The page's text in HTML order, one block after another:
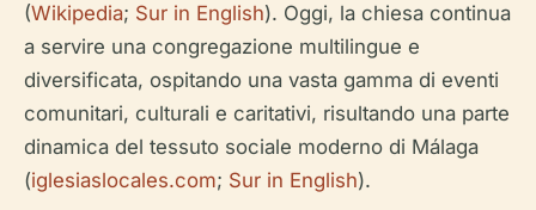
(Wikipedia; Sur in English). Oggi, la chiesa continua
a servire una congregazione multilingue e
diversificata, ospitando una vasta gamma di eventi
comunitari, culturali e caritativi, risultando una parte
dinamica del tessuto sociale moderno di Málaga
(iglesiaslocales.com; Sur in English).